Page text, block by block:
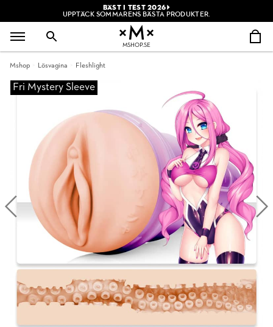
BÄST I TEST 2026
UPPTÄCK SOMMARENS BÄSTA PRODUKTER.
MSHOP.SE
Mshop Lösvagina Fleshlight
Fri Mystery Sleeve